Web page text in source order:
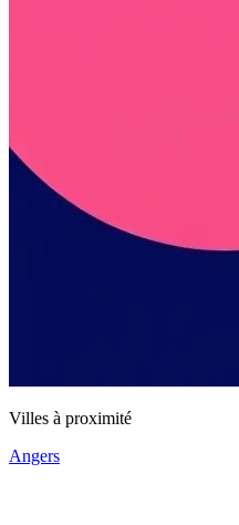
Villes à proximité
Angers